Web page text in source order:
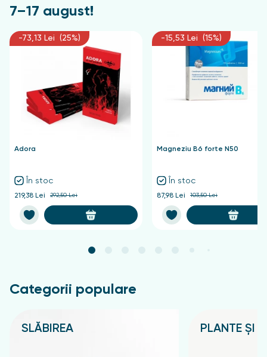
7–17 august!
-73,13 Lei (25%)
Adora
În stoc
219,38 Lei 292,50 Lei
-15,53 Lei (15%)
Magneziu B6 forte N50
În stoc
87,98 Lei 103,50 Lei
Categorii populare
SLĂBIREA PLANTE ȘI